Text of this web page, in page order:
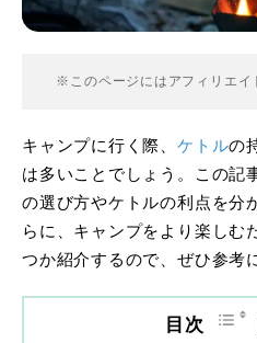
※このページにはアフィリエイ
キャンプに行く際、ケトルの
は多いことでしょう。この記
の選び方やケトルの利点を分
らに、キャンプをより楽しむ
つか紹介するので、ぜひ参考
目次